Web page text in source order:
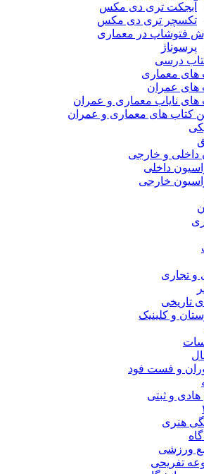
آبجکت تری دی مکس
تکسچر تری دی مکس
فتوشاپ در معماری
پرسوناژ
درسی
های معماری
های عمران
های نایاب معماری و عمران
کتاب های معماری و عمران
داخلی و خارجی
داخلی
خارجی
و تجاری
تاریخی
و کلینیک
و فست فود
و ثبتی
هنری
ورزشی
تفریحی